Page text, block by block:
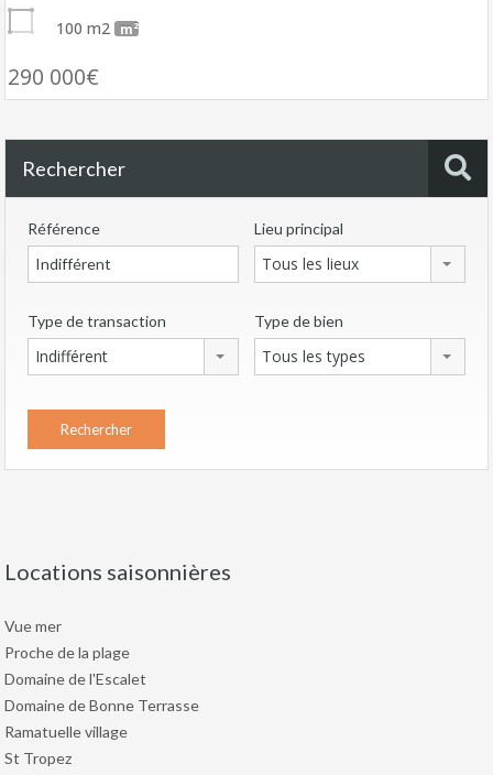
100 m2 m²
290 000€
Rechercher
Référence Lieu principal
Tous les lieux
Type de transaction
Indifférent
Type de bien
Tous les types
Locations saisonnières
Vue mer
Proche de la plage
Domaine de l'Escalet
Domaine de Bonne Terrasse
Ramatuelle village
St Tropez